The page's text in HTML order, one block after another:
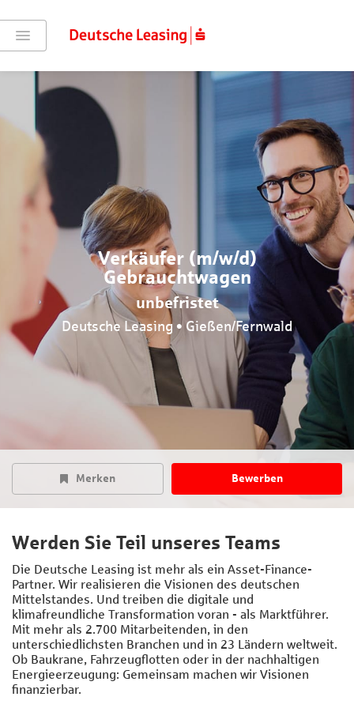
Verkäufer (m/w/d)
Gebrauchtwagen
unbefristet
Deutsche Leasing • Gießen/Fernwald
Merken Bewerben
Werden Sie Teil unseres Teams
Die Deutsche Leasing ist mehr als ein Asset-Finance-
Partner. Wir realisieren die Visionen des deutschen
Mittelstandes. Und treiben die digitale und
klimafreundliche Transformation voran - als Marktführer.
Mit mehr als 2.700 Mitarbeitenden, in den
unterschiedlichsten Branchen und in 23 Ländern weltweit.
Ob Baukrane, Fahrzeugflotten oder in der nachhaltigen
Energieerzeugung: Gemeinsam machen wir Visionen
finanzierbar.